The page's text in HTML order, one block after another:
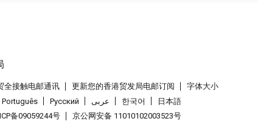
全接触电邮通讯 更新您的香港贸发局电邮订阅
字体大小
Português Pусский عربى 한국어
日本語
备09059244号 京公网安备 11010102003523号